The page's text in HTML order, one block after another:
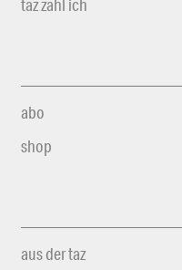
taz zahl ich
abo
shop
aus der taz